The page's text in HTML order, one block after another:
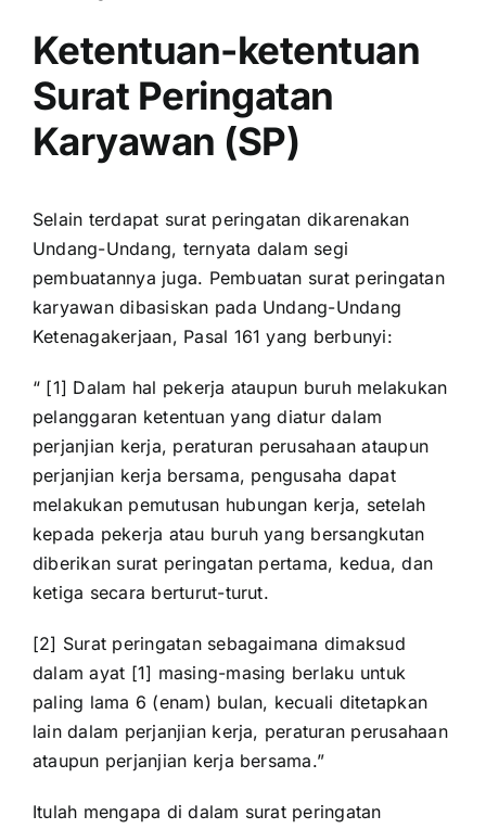
Ketentuan-ketentuan
Surat Peringatan
Karyawan (SP)
Selain terdapat surat peringatan dikarenakan
Undang-Undang, ternyata dalam segi
pembuatannya juga. Pembuatan surat peringatan
karyawan dibasiskan pada Undang-Undang
Ketenagakerjaan, Pasal 161 yang berbunyi:
“ [1] Dalam hal pekerja ataupun buruh melakukan
pelanggaran ketentuan yang diatur dalam
perjanjian kerja, peraturan perusahaan ataupun
perjanjian kerja bersama, pengusaha dapat
melakukan pemutusan hubungan kerja, setelah
kepada pekerja atau buruh yang bersangkutan
diberikan surat peringatan pertama, kedua, dan
ketiga secara berturut-turut.
[2] Surat peringatan sebagaimana dimaksud
dalam ayat [1] masing-masing berlaku untuk
paling lama 6 (enam) bulan, kecuali ditetapkan
lain dalam perjanjian kerja, peraturan perusahaan
ataupun perjanjian kerja bersama.”
Itulah mengapa di dalam surat peringatan